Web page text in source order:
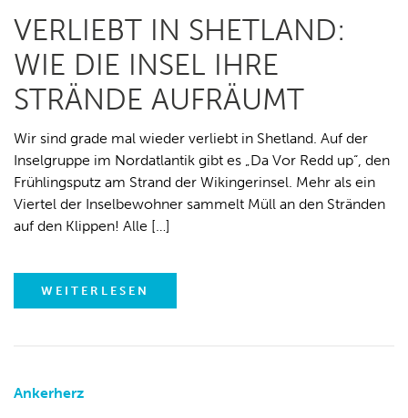
VERLIEBT IN SHETLAND:
WIE DIE INSEL IHRE
STRÄNDE AUFRÄUMT
Wir sind grade mal wieder verliebt in Shetland. Auf der
Inselgruppe im Nordatlantik gibt es „Da Vor Redd up“, den
Frühlingsputz am Strand der Wikingerinsel. Mehr als ein
Viertel der Inselbewohner sammelt Müll an den Stränden
auf den Klippen! Alle […]
WEITERLESEN
Ankerherz